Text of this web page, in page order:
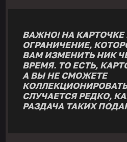
ВАЖНО! НА
ОГРАНИЧЕНИЕ,
ВАМ ИЗМЕНИТЬ НИК
ВРЕМЯ. ТО ЕСТЬ,
А ВЫ НЕ СМОЖЕТЕ
СЛУЧАЕТСЯ РЕДКО,
РАЗДАЧА ТАКИХ